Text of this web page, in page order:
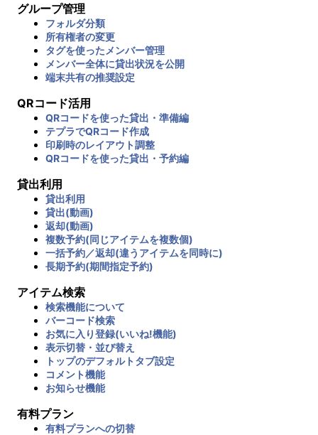
グループ管理
フォルダ分類
所有権者の変更
タグを使ったメンバー管理
メンバー全体に貸出状況を公開
端末共有の推奨設定
QRコード活用
QRコードを使った貸出・準備編
テプラでQRコード作成
印刷時のレイアウト調整
QRコードを使った貸出・予約編
貸出利用
貸出利用
貸出(動画)
返却(動画)
複数予約(同じアイテムを複数個)
一括予約／返却(違うアイテムを同時に)
長期予約(期間指定予約)
アイテム検索
検索機能について
バーコード検索
お気に入り登録(いいね!機能)
表示切替・並び替え
トップのデフォルトタブ設定
コメント機能
お知らせ機能
有料プラン
有料プランへの切替